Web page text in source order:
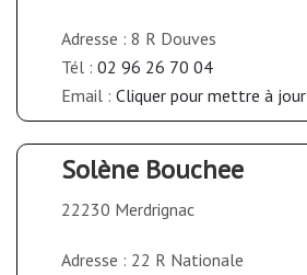
Adresse : 8 R Douves
Tél : 02 96 26 70 04
Email : Cliquer pour mettre à jour
Solène Bouchee
22230 Merdrignac
Adresse : 22 R Nationale